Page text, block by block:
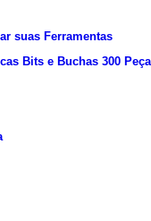
suas Ferramentas
Bits e Buchas 300